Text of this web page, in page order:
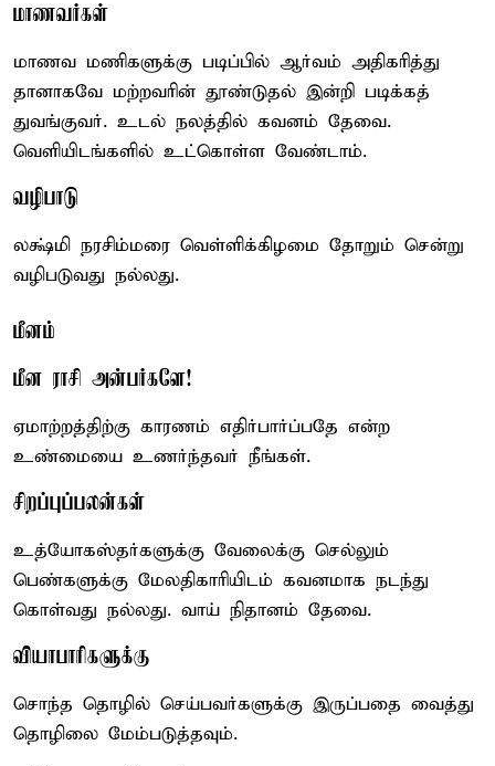
மாணவர்கள்
மாணவ மணிகளுக்கு படிப்பில் ஆர்வம் அதிகரித்து
தானாகவே மற்றவரின் தூண்டுதல் இன்றி படிக்கத்
துவங்குவர். உடல் நலத்தில் கவனம் தேவை.
வெளியிடங்களில் உட்கொள்ள வேண்டாம்.
வழிபாடு
லக்ஷ்மி நரசிம்மரை வெள்ளிக்கிழமை தோறும் சென்று
வழிபடுவது நல்லது.
மீனம்
மீன ராசி அன்பர்களே!
ஏமாற்றத்திற்கு காரணம் எதிர்பார்ப்பதே என்ற
உண்மையை உணர்ந்தவர் நீங்கள்.
சிறப்புப்பலன்கள்
உத்யோகஸ்தர்களுக்கு வேலைக்கு செல்லும்
பெண்களுக்கு மேலதிகாரியிடம் கவனமாக நடந்து
கொள்வது நல்லது. வாய் நிதானம் தேவை.
வியாபாரிகளுக்கு
சொந்த தொழில் செய்பவர்களுக்கு இருப்பதை வைத்து
தொழிலை மேம்படுத்தவும்.